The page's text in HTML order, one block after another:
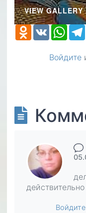
VIEW GALLERY
Odnoklassniki
VK
Войдите
Войдите